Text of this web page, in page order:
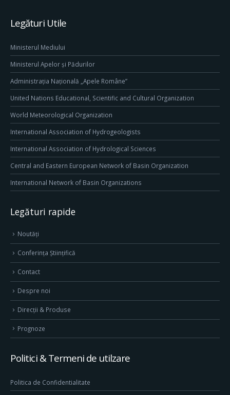
Legături Utile
Ministerul Mediului
Ministerul Apelor și Pădurilor
Administrația Națională „Apele Române”
United Nations Educational, Scientific and Cultural Organization
World Meteorological Organization
International Association of Hydrogeologists
International Association of Hydrological Sciences
Central and Eastern European Network of Basin Organization
International Network of Basin Organizations
Legături rapide
Noutăți
Conferința Științifică
Contact
Despre noi
Direcţii & Produse
Prognoze
Politici & Termeni de utilzare
Politica de Confidentialitate